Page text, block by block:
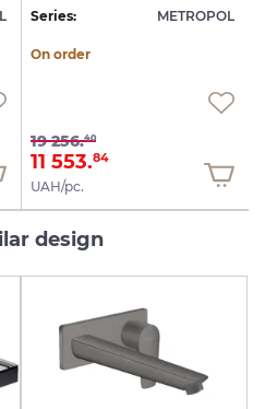
Series: METROPOL
On order
19 256.40
11 553.84
UAH/pc.
design